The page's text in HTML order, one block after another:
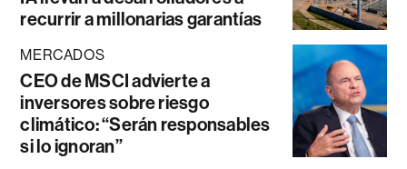
recurrir a millonarias garantías
MERCADOS
CEO de MSCI advierte a
inversores sobre riesgo
climático: “Serán responsables
si lo ignoran”